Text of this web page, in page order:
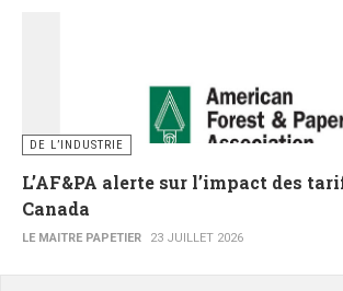
DE L’INDUSTRIE
L’AF&PA alerte sur l’impact des
Canada
LE MAITRE PAPETIER 23 JUILLET 2026